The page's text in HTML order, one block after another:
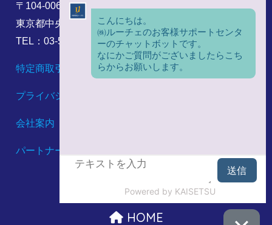
〒104-0061
東京都中央区銀座8丁目17番5号
TEL：03-5860-6173
特定商取引法に基づく表記
プライバシーポリシー
会社案内
パートナーシップ構築宣言
HOME